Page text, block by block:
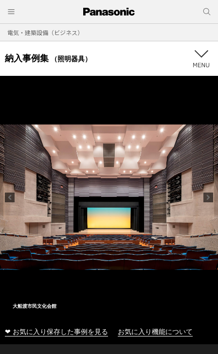
電気・建築設備（ビジネス）
納入事例集 （照明器具）
大船渡市民文化会館
❤ お気に入り保存した事例を見る お気に入り機能について